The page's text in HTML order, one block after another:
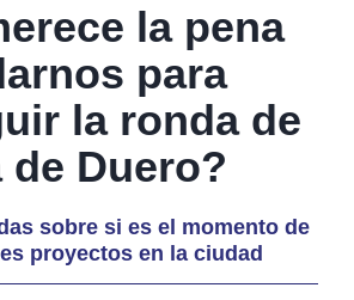
la pena
para
la ronda de
de Duero?
sobre si es el momento de
proyectos en la ciudad